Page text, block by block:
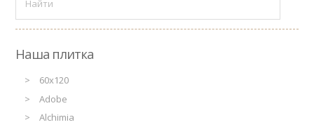
Наша плитка
60x120
Adobe
Alchimia